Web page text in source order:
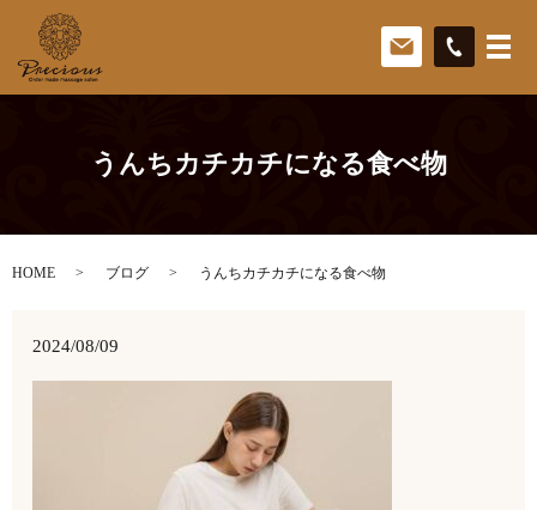
うんちカチカチになる食べ物
HOME ブログ うんちカチカチになる食べ物
2024/08/09